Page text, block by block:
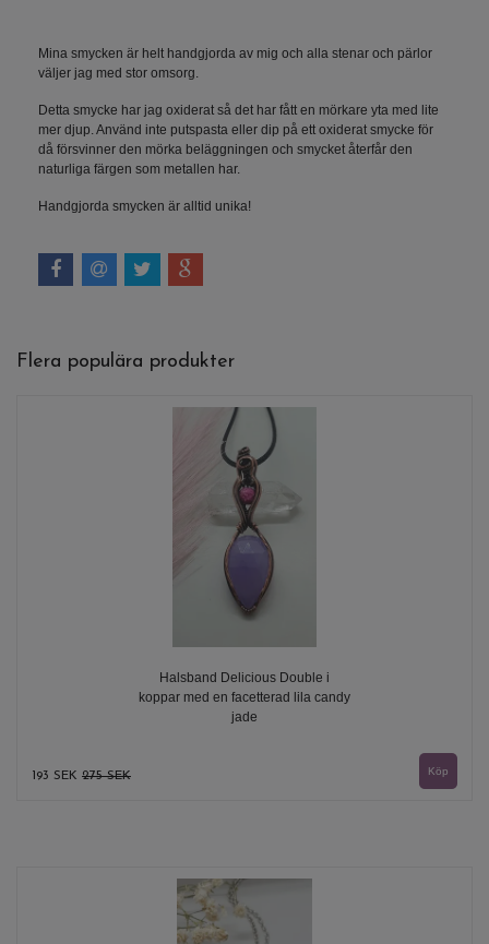
Mina smycken är helt handgjorda av mig och alla stenar och pärlor
väljer jag med stor omsorg.
Detta smycke har jag oxiderat så det har fått en mörkare yta med lite
mer djup. Använd inte putspasta eller dip på ett oxiderat smycke för
då försvinner den mörka beläggningen och smycket återfår den
naturliga färgen som metallen har.
Handgjorda smycken är alltid unika!
Flera populära produkter
Halsband Delicious Double i
koppar med en facetterad lila candy
jade
193 SEK 275 SEK